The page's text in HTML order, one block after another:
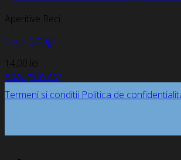
Aperitive Reci
Cacik (200g)
14,00 lei
Adaugă în coș
Termeni si conditii Politica de